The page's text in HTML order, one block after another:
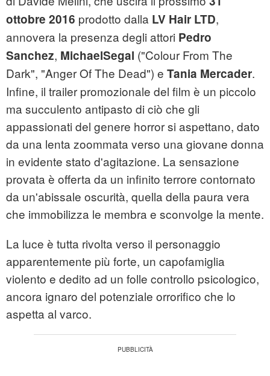
ottobre 2016 prodotto dalla LV Hair LTD,
annovera la presenza degli attori Pedro
Sanchez, MichaelSegal ("Colour From The
Dark", "Anger Of The Dead") e Tania Mercader.
Infine, il trailer promozionale del film è un piccolo
ma succulento antipasto di ciò che gli
appassionati del genere horror si aspettano, dato
da una lenta zoommata verso una giovane donna
in evidente stato d'agitazione. La sensazione
provata è offerta da un infinito terrore contornato
da un'abissale oscurità, quella della paura vera
che immobilizza le membra e sconvolge la mente.
La luce è tutta rivolta verso il personaggio
apparentemente più forte, un capofamiglia
violento e dedito ad un folle controllo psicologico,
ancora ignaro del potenziale orrorifico che lo
aspetta al varco.